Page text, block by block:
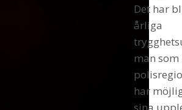
Det har
årliga
man som
har